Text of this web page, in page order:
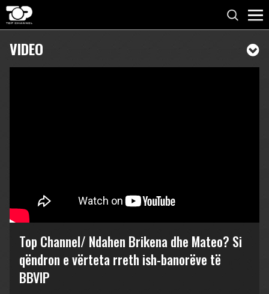
VIDEO
Top Channel/ Ndahen Brikena dhe Mateo? Si
qëndron e vërteta rreth ish-banorëve të
BBVIP